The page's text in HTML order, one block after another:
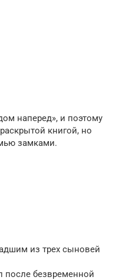
наперед», и поэтому
книгой, но
замками.
из трех сыновей
после безвременной